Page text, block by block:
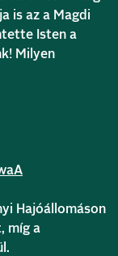
is az a Magdi
Isten a
Milyen
Hajóállomáson
míg a